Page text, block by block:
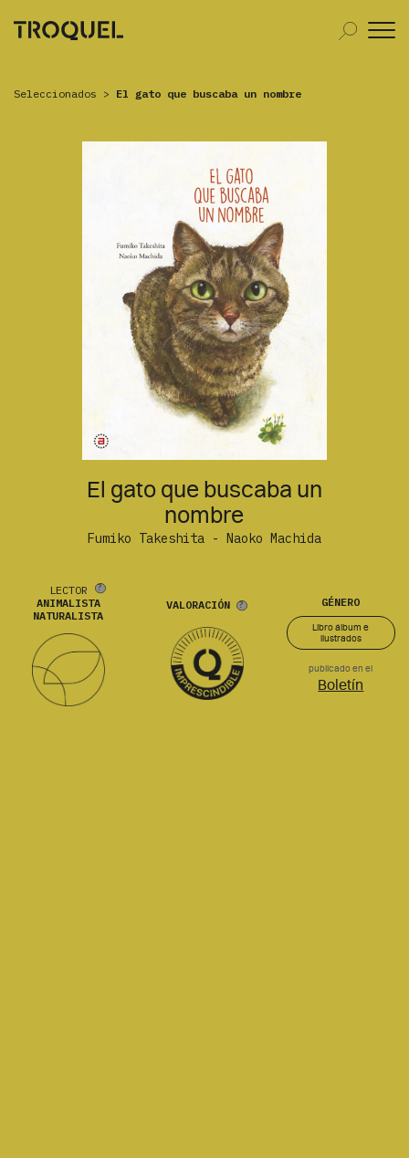
Seleccionados > El gato que buscaba un nombre
El gato que buscaba un
nombre
Fumiko Takeshita - Naoko Machida
LECTOR
ANIMALISTA
NATURALISTA
VALORACIÓN GÉNERO
Libro álbum e
ilustrados
publicado en el
Boletín